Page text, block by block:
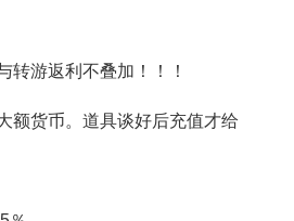
转游返利不叠加！！！
额货币。道具谈好后充值才给